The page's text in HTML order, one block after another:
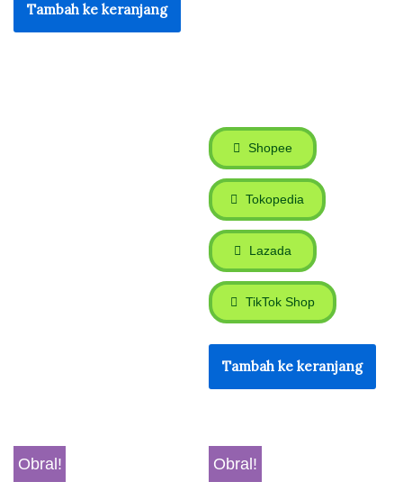
Tambah ke keranjang
Shopee
Tokopedia
Lazada
TikTok Shop
Tambah ke keranjang
Obral! Obral!